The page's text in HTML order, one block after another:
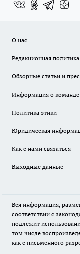
О нас
Редакционная политика
Обзорные статьи и
Информация о команде
Политика этики
Юридическая
Как с нами связаться
Выходные данные
Вся информация,
соответствии с
подлежит
том числе
как с письменного